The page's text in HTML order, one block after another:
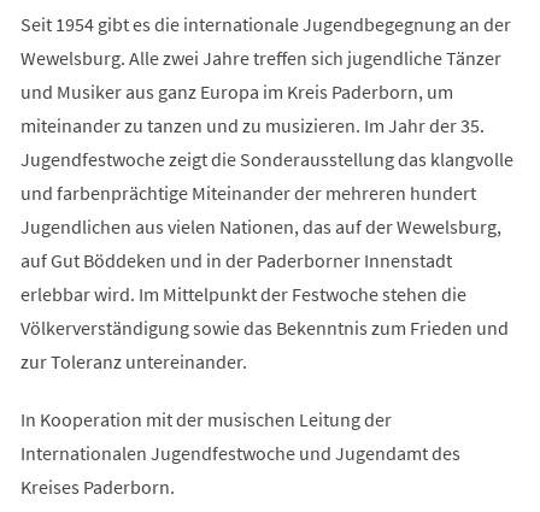
Seit 1954 gibt es die internationale Jugendbegegnung an der
Wewelsburg. Alle zwei Jahre treffen sich jugendliche Tänzer
und Musiker aus ganz Europa im Kreis Paderborn, um
miteinander zu tanzen und zu musizieren. Im Jahr der 35.
Jugendfestwoche zeigt die Sonderausstellung das klangvolle
und farbenprächtige Miteinander der mehreren hundert
Jugendlichen aus vielen Nationen, das auf der Wewelsburg,
auf Gut Böddeken und in der Paderborner Innenstadt
erlebbar wird. Im Mittelpunkt der Festwoche stehen die
Völkerverständigung sowie das Bekenntnis zum Frieden und
zur Toleranz untereinander.
In Kooperation mit der musischen Leitung der
Internationalen Jugendfestwoche und Jugendamt des
Kreises Paderborn.